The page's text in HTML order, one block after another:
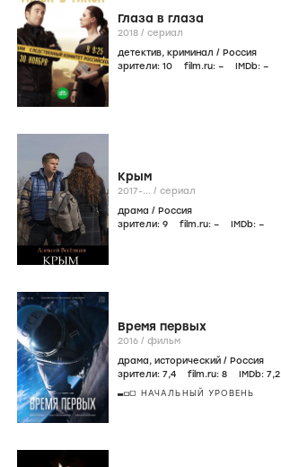
Глаза в глаза
2018 / сериал
детектив, криминал / Россия
зрители: 10 film.ru: – IMDb: –
Крым
2017-... / сериал
драма / Россия
зрители: 9 film.ru: – IMDb: –
Время первых
2016 / фильм
драма, исторический / Россия
зрители: 7,4 film.ru: 8 IMDb: 7,2
НАЧАЛЬНЫЙ УРОВЕНЬ